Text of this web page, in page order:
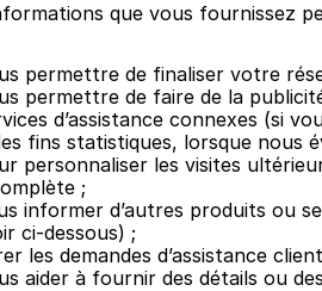
que vous fournissez
permettre de finaliser votre
permettre de faire de la
d’assistance connexes (si
fins statistiques, lorsque nous
personnaliser les visites
;
informer d’autres produits ou
ci-dessous) ;
les demandes d’assistance
aider à fournir des détails ou